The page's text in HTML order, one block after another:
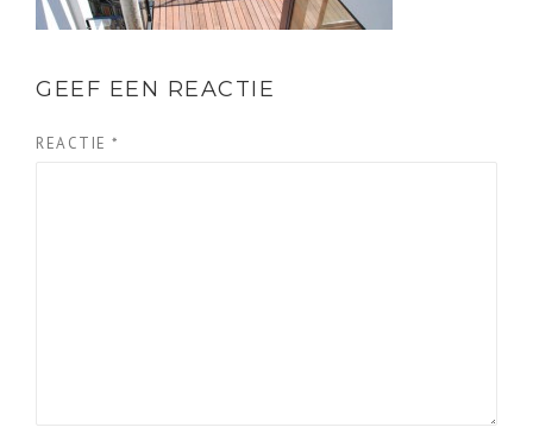
GEEF EEN REACTIE
REACTIE *